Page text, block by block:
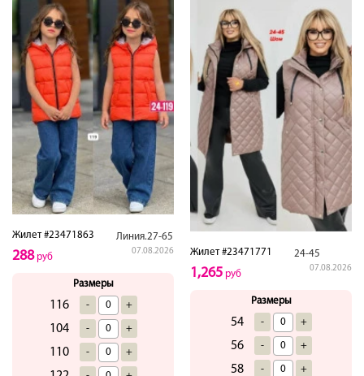
Жилет #23471863 Линия.27-65
07.08.2026
288руб
Размеры
116 - +
104 - +
110 - +
Жилет #23471771 24-45
07.08.2026
1,265 руб
Размеры
54 - +
56 - +
58 - +